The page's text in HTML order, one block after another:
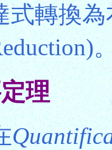
式轉換
理